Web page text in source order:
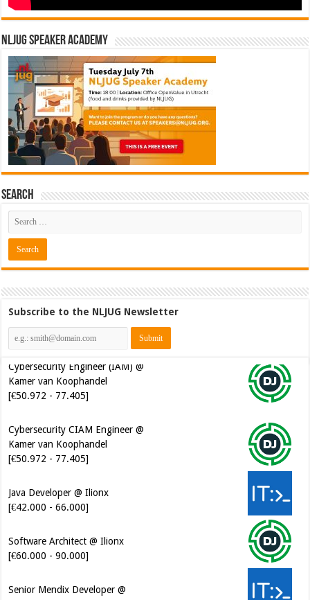
NLJUG Speaker Academy
Search
Subscribe to the NLJUG Newsletter
Cybersecurity Engineer (IAM) @
Kamer van Koophandel
[€50.972 - 77.405]
Cybersecurity CIAM Engineer @
Kamer van Koophandel
Java Developer @ Ilionx
[€42.000 - 66.000]
Software Architect @ Ilionx
[€60.000 - 90.000]
Senior Mendix Developer @
FINAPS [€45.000 - 85.000]